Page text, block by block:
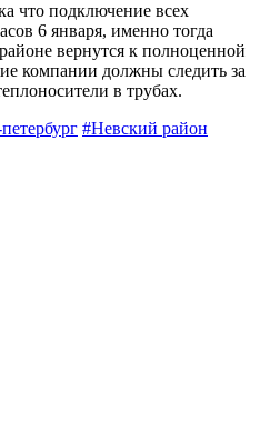
что подключение всех
6 января, именно тогда
вернутся к полноценной
компании должны следить за
в трубах.
#Невский район